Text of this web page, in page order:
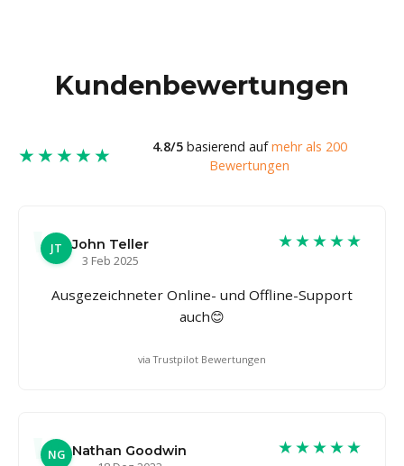
Kundenbewertungen
★★★★★ 4.8/5basierend aufmehr als 200
Bewertungen
JT
John Teller
3 Feb 2025
★★★★★
Ausgezeichneter Online- und Offline-Support
auch😊
via Trustpilot Bewertungen
NG Nathan Goodwin
★★★★★